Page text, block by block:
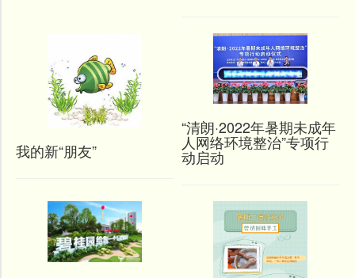
我的新“朋友”
“清朗·2022年暑期未成年
人网络环境整治”专项行
动启动